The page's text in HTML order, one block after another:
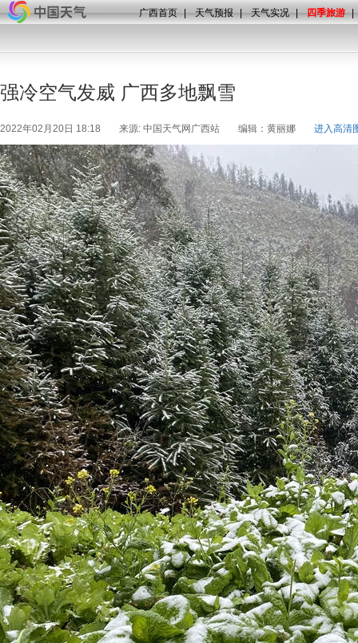
广西首页 | 天气预报 | 天气实况 | 四季旅游 |
强冷空气发威 广西多地飘雪
2022年02月20日 18:18 来源: 中国天气网广西站 编辑：黄丽娜 进入高清